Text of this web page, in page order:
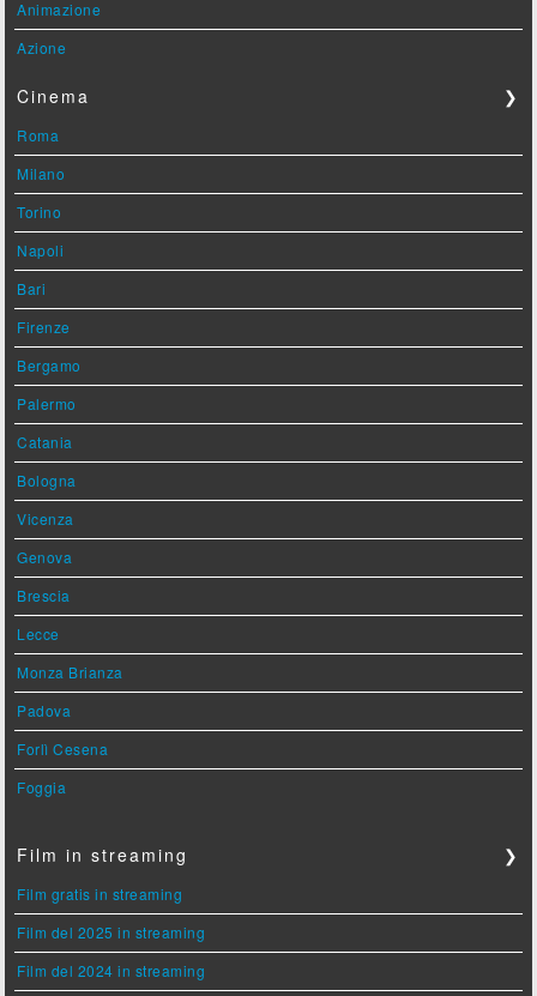
Animazione
Azione
Cinema ❯
Roma
Milano
Torino
Napoli
Bari
Firenze
Bergamo
Palermo
Catania
Bologna
Vicenza
Genova
Brescia
Lecce
Monza Brianza
Padova
Forlì Cesena
Foggia
Film in streaming ❯
Film gratis in streaming
Film del 2025 in streaming
Film del 2024 in streaming